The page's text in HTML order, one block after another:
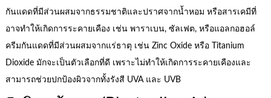
กันแดดที่มีส่วนผสมจากธรรมชาติและปราศจากน้ำหอม หรือสารเคมีที่
อาจทำให้เกิดการระคายเคือง เช่น พาราเบน, ซัลเฟต, หรือแอลกอฮอล์
ครีมกันแดดที่มีส่วนผสมจากแร่ธาตุ เช่น Zinc Oxide หรือ Titanium
Dioxide มักจะเป็นตัวเลือกที่ดี เพราะไม่ทำให้เกิดการระคายเคืองและ
สามารถช่วยปกป้องผิวจากทั้งรังสี UVA และ UVB